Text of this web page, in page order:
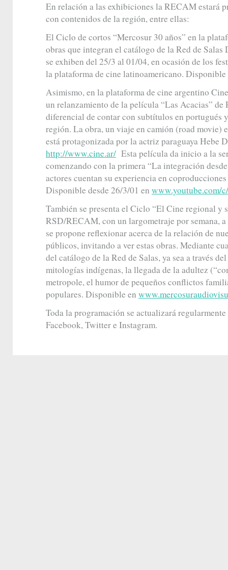
En relación a las exhibiciones la RECAM estará
con contenidos de la región, entre ellas:
El Ciclo de cortos “Mercosur 30 años” en la
obras que integran el catálogo de la Red de
se exhiben del 25/3 al 01/04, en ocasión de los
la plataforma de cine latinoamericano.
Asimismo, en la plataforma de cine argentino
un relanzamiento de la película “Las Acacias”
diferencial de contar con subtítulos en portugués
región. La obra, un viaje en camión (road movie)
está protagonizada por la actriz paraguaya Hebe
http://www.cine.ar/ Esta película da inicio a la
comenzando con la primera “La integración
actores cuentan su experiencia en
Disponible desde 26/3/01 en www.youtube.com/
También se presenta el Ciclo “El Cine regional y
RSD/RECAM, con un largometraje por semana,
se propone reflexionar acerca de la relación de
públicos, invitando a ver estas obras. Mediante
del catálogo de la Red de Salas, ya sea a través
mitologías indígenas, la llegada de la adultez
metropole, el humor de pequeños conflictos
populares. Disponible en
Toda la programación se actualizará
Facebook, Twitter e Instagram.